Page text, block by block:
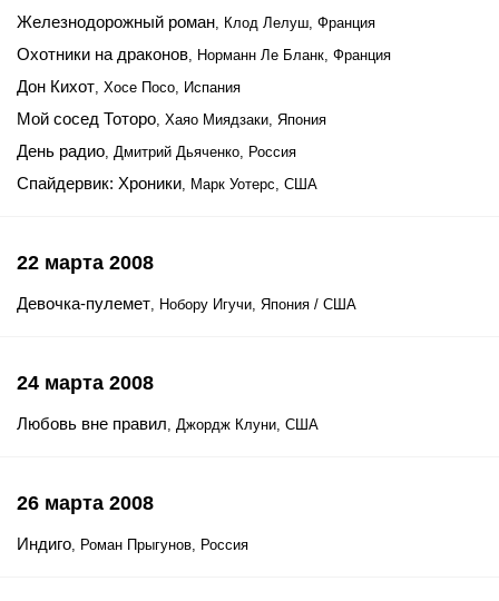
Железнодорожный роман, Клод Лелуш, Франция
Охотники на драконов, Норманн Ле Бланк, Франция
Дон Кихот, Хосе Поcо, Испания
Мой сосед Тоторо, Хаяо Миядзаки, Япония
День радио, Дмитрий Дьяченко, Россия
Спайдервик: Хроники, Марк Уотерс, США
22 марта 2008
Девочка-пулемет, Нобору Игучи, Япония / США
24 марта 2008
Любовь вне правил, Джордж Клуни, США
26 марта 2008
Индиго, Роман Прыгунов, Россия